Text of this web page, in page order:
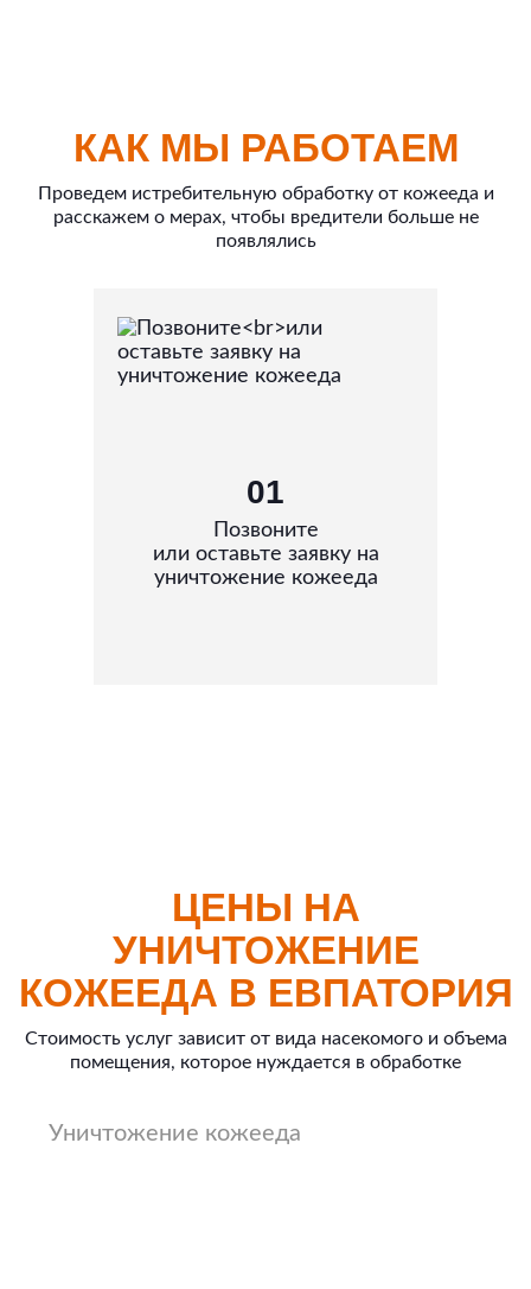
КАК МЫ РАБОТАЕМ
Проведем истребительную обработку от кожееда и
расскажем о мерах, чтобы вредители больше не
появлялись
01
Позвоните
или оставьте заявку на
уничтожение кожееда
ЦЕНЫ НА
УНИЧТОЖЕНИЕ
КОЖЕЕДА В ЕВПАТОРИЯ
Стоимость услуг зависит от вида насекомого и объема
помещения, которое нуждается в обработке
Уничтожение кожееда